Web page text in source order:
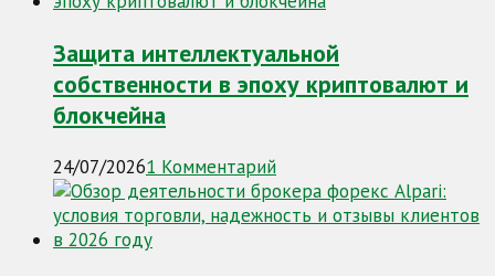
Защита интеллектуальной
собственности в эпоху криптовалют и
блокчейна
24/07/20261 Комментарий